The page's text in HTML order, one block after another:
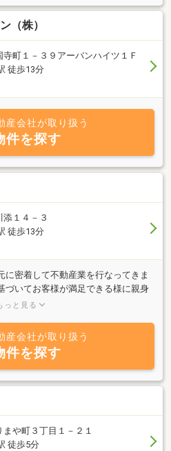
土地の売買もご相談下さい。投資
＜休業日＞日曜日（但し２月下旬
（株）
町１－３９アーバンハイツ１Ｆ
徒歩13分
産会社が取り扱う
件を探す
１４－３
徒歩13分
に密着して不動産業を行なってきま
づいてお客様が満足できる様に親身
動産で良かったと思われる様な店づ
っと見る
産会社が取り扱う
件を探す
や町３丁目１－２１
徒歩5分